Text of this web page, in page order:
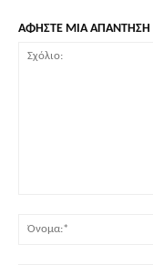
ΑΦΗΣΤΕ ΜΙΑ ΑΠΑΝΤΗΣΗ